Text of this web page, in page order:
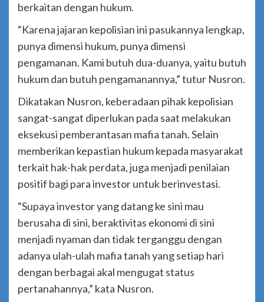
berkaitan dengan hukum.
“Karena jajaran kepolisian ini pasukannya lengkap,
punya dimensi hukum, punya dimensi
pengamanan. Kami butuh dua-duanya, yaitu butuh
hukum dan butuh pengamanannya,” tutur Nusron.
Dikatakan Nusron, keberadaan pihak kepolisian
sangat-sangat diperlukan pada saat melakukan
eksekusi pemberantasan mafia tanah. Selain
memberikan kepastian hukum kepada masyarakat
terkait hak-hak perdata, juga menjadi penilaian
positif bagi para investor untuk berinvestasi.
“Supaya investor yang datang ke sini mau
berusaha di sini, beraktivitas ekonomi di sini
menjadi nyaman dan tidak terganggu dengan
adanya ulah-ulah mafia tanah yang setiap hari
dengan berbagai akal mengugat status
pertanahannya,” kata Nusron.